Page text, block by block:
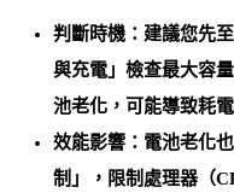
判斷時機：建議您先
與充電」檢查最大容
池老化 ，可能導致耗
效能影響：電池老化
制」，限制處理器（